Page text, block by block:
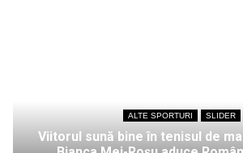
ALTE SPORTURI SLIDER
Viitorul sună bine în tenisul de